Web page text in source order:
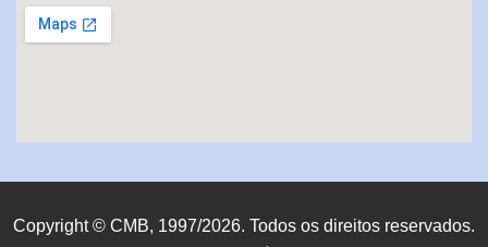
Copyright © CMB, 1997/2026. Todos os direitos reservados.